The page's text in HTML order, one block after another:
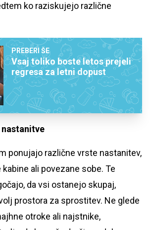
ko raziskujejo različne
PREBERI ŠE
Vsaj toliko boste letos prejeli
regresa za letni dopust
ponujajo različne vrste nastanitev,
ali povezane sobe. Te
da vsi ostanejo skupaj,
prostora za sprostitev. Ne glede
otroke ali najstnike,